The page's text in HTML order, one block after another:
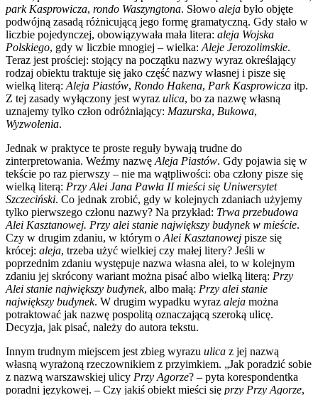
park Kasprowicza, rondo Waszyngtona. Słowo aleja było objęte
podwójną zasadą różnicującą jego formę gramatyczną. Gdy stało w
liczbie pojedynczej, obowiązywała mała litera: aleja Wojska
Polskiego, gdy w liczbie mnogiej – wielka: Aleje Jerozolimskie.
Teraz jest prościej: stojący na początku nazwy wyraz określający
rodzaj obiektu traktuje się jako część nazwy własnej i pisze się
wielką literą: Aleja Piastów, Rondo Hakena, Park Kasprowicza itp.
Z tej zasady wyłączony jest wyraz ulica, bo za nazwę własną
uznajemy tylko człon odróżniający: Mazurska, Bukowa,
Wyzwolenia.
Jednak w praktyce te proste reguły bywają trudne do
zinterpretowania. Weźmy nazwę Aleja Piastów. Gdy pojawia się w
tekście po raz pierwszy – nie ma wątpliwości: oba człony pisze się
wielką literą: Przy Alei Jana Pawła II mieści się Uniwersytet
Szczeciński. Co jednak zrobić, gdy w kolejnych zdaniach użyjemy
tylko pierwszego członu nazwy? Na przykład: Trwa przebudowa
Alei Kasztanowej. Przy alei stanie największy budynek w mieście.
Czy w drugim zdaniu, w którym o Alei Kasztanowej pisze się
krócej: aleja, trzeba użyć wielkiej czy małej litery? Jeśli w
poprzednim zdaniu występuje nazwa własna alei, to w kolejnym
zdaniu jej skrócony wariant można pisać albo wielką literą: Przy
Alei stanie największy budynek, albo małą: Przy alei stanie
największy budynek. W drugim wypadku wyraz aleja można
potraktować jak nazwę pospolitą oznaczającą szeroką ulicę.
Decyzja, jak pisać, należy do autora tekstu.
Innym trudnym miejscem jest zbieg wyrazu ulica z jej nazwą
własną wyrażoną rzeczownikiem z przyimkiem. „Jak poradzić sobie
z nazwą warszawskiej ulicy Przy Agorze? – pyta korespondentka
poradni językowej. – Czy jakiś obiekt mieści się przy Przy Agorze,